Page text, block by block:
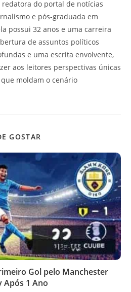
do portal de notícias
e pós-graduada em
possui 32 anos e uma carreira
de assuntos políticos
e uma escrita envolvente,
aos leitores perspectivas únicas
moldam o cenário
GOSTAR
Gol pelo Manchester
Após 1 Ano